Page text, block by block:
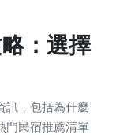
：選擇
訊，包括為什麼
門民宿推薦清單